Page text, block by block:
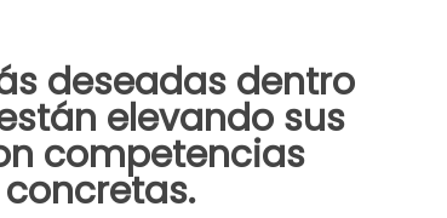
deseadas dentro
elevando sus
competencias